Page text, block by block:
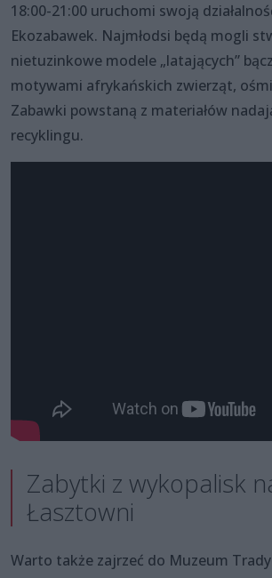
18:00-21:00 uruchomi swoją
Ekozabawek. Najmłodsi będą mogli
nietuzinkowe modele „latających”
motywami afrykańskich zwierząt,
Zabawki powstaną z materiałów
recyklingu.
Zabytki z wykopalisk
Łasztowni
Warto także zajrzeć do Muzeum